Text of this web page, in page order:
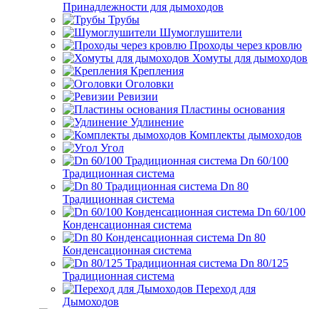
Принадлежности для дымоходов
Трубы
Шумоглушители
Проходы через кровлю
Хомуты для дымоходов
Крепления
Оголовки
Ревизии
Пластины основания
Удлинение
Комплекты дымоходов
Угол
Dn 60/100
Традиционная система
Dn 80
Традиционная система
Dn 60/100
Конденсационная система
Dn 80
Конденсационная система
Dn 80/125
Традиционная система
Переход для
Дымоходов